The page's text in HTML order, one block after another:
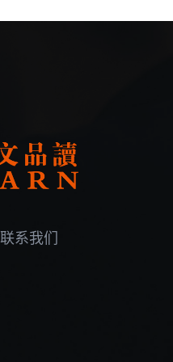
联系我们